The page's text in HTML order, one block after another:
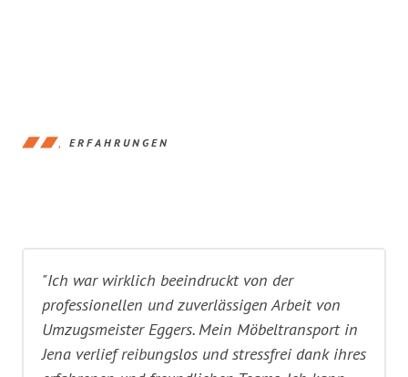
ERFAHRUNGEN
"Ich war wirklich beeindruckt von der
professionellen und zuverlässigen Arbeit von
Umzugsmeister Eggers. Mein Möbeltransport in
Jena verlief reibungslos und stressfrei dank ihres